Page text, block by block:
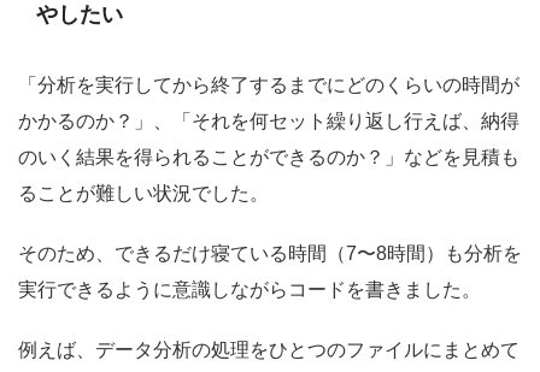
やしたい
「分析を実行してから終了するまでにどのくらいの時間が
かかるのか？」、「それを何セット繰り返し行えば、納得
のいく結果を得られることができるのか？」などを見積も
ることが難しい状況でした。
そのため、できるだけ寝ている時間（7〜8時間）も分析を
実行できるように意識しながらコードを書きました。
例えば、データ分析の処理をひとつのファイルにまとめて